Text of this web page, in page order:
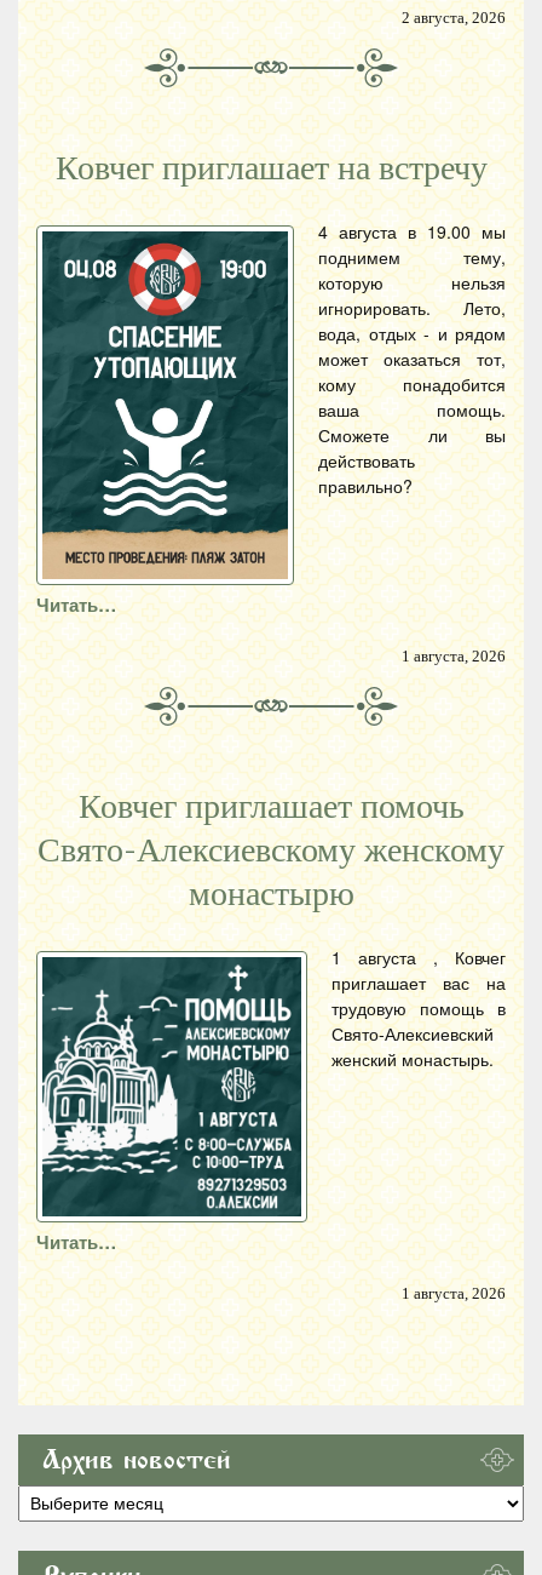
2 августа, 2026
Ковчег приглашает на встречу
4 августа в 19.00 мы
поднимем тему,
которую нельзя
игнорировать. Лето,
вода, отдых - и рядом
может оказаться тот,
кому понадобится
ваша помощь.
Сможете ли вы
действовать
правильно?
Читать…
1 августа, 2026
Ковчег приглашает помочь
Свято-Алексиевскому женскому
монастырю
1 августа , Ковчег
приглашает вас на
трудовую помощь в
Свято-Алексиевский
женский монастырь.
Читать…
1 августа, 2026
Архив новостей
Архив
новостей